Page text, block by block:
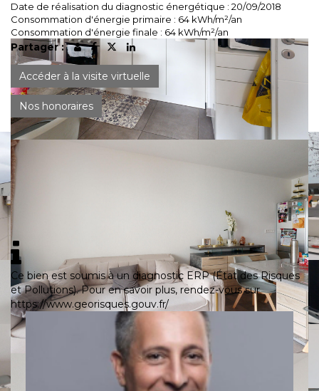
Date de réalisation du diagnostic énergétique : 20/09/2018
Consommation d'énergie primaire : 64 kWh/m²/an
Consommation d'énergie finale : 64 kWh/m²/an
Partager :
Accéder à la visite virtuelle
Nos honoraires
Ce bien est soumis à un diagnostic ERP (État des Risques
et Pollutions). Pour en savoir plus, rendez-vous sur
https://www.georisques.gouv.fr/